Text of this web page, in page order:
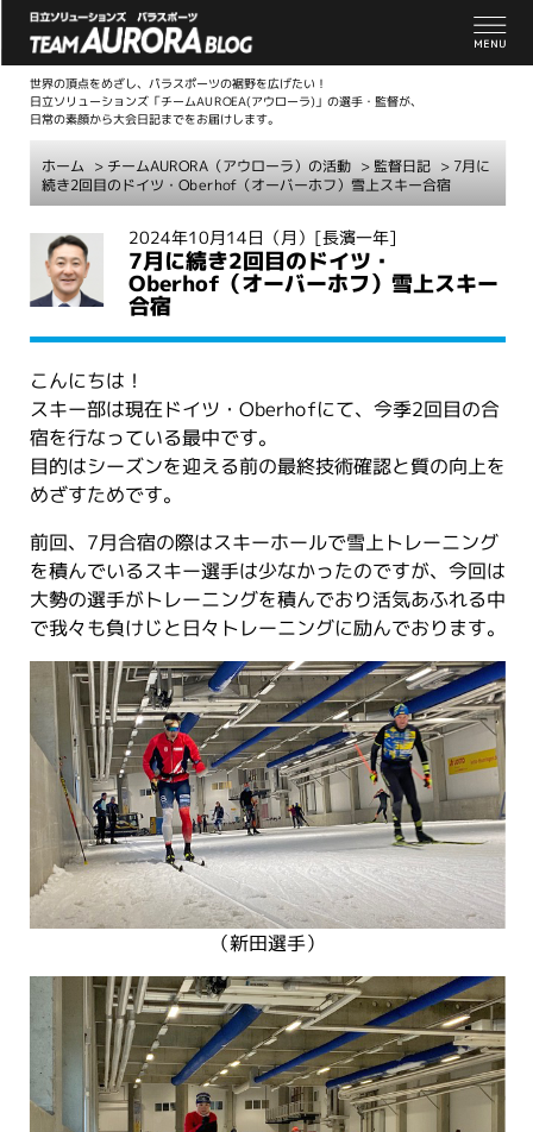
世界の頂点をめざし、パラスポーツの裾野を広げたい！
日立ソリューションズ「チームAUROEA(アウローラ)」の選手・監督が、
日常の素顔から大会日記までをお届けします。
ホーム > チームAURORA（アウローラ）の活動 > 監督日記 > 7月に
続き2回目のドイツ・Oberhof（オーバーホフ）雪上スキー合宿
2024年10月14日（月） [長濱一年]
7月に続き2回目のドイツ・
Oberhof（オーバーホフ）雪上スキー
合宿
こんにちは！
スキー部は現在ドイツ・Oberhofにて、今季2回目の合
宿を行なっている最中です。
目的はシーズンを迎える前の最終技術確認と質の向上を
めざすためです。
前回、7月合宿の際はスキーホールで雪上トレーニング
を積んでいるスキー選手は少なかったのですが、今回は
大勢の選手がトレーニングを積んでおり活気あふれる中
で我々も負けじと日々トレーニングに励んでおります。
（新田選手）